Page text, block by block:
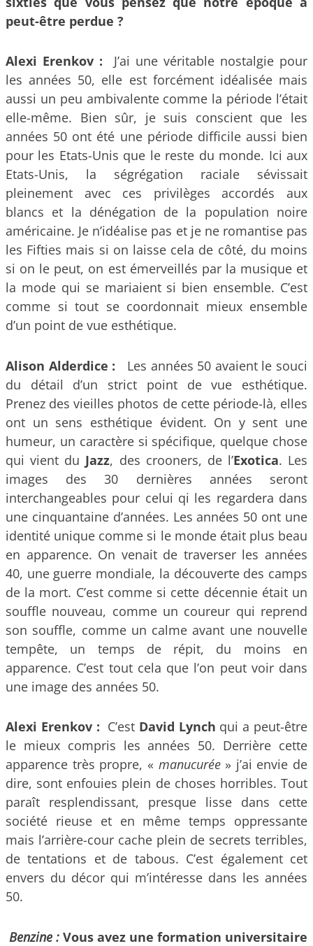
peut-être perdue ?
Alexi Erenkov :
J’ai une véritable nostalgie pour
les années 50, elle est forcément idéalisée mais
aussi un peu ambivalente comme la période l’était
elle-même. Bien sûr, je suis conscient que les
années 50 ont été une période difficile aussi bien
pour les Etats-Unis que le reste du monde. Ici aux
Etats-Unis, la ségrégation raciale sévissait
pleinement avec ces privilèges accordés aux
blancs et la dénégation de la population noire
américaine. Je n’idéalise pas et je ne romantise pas
les Fifties mais si on laisse cela de côté, du moins
si on le peut, on est émerveillés par la musique et
la mode qui se mariaient si bien ensemble. C’est
comme si tout se coordonnait mieux ensemble
d’un point de vue esthétique.
Alison Alderdice : Les années 50 avaient le souci
du détail d’un strict point de vue esthétique.
Prenez des vieilles photos de cette période-là, elles
ont un sens esthétique évident. On y sent une
humeur, un caractère si spécifique, quelque chose
qui vient du Jazz, des crooners, de l’Exotica. Les
images des 30 dernières années seront
interchangeables pour celui qi les regardera dans
une cinquantaine d’années. Les années 50 ont une
identité unique comme si le monde était plus beau
en apparence. On venait de traverser les années
40, une guerre mondiale, la découverte des camps
de la mort. C’est comme si cette décennie était un
souffle nouveau, comme un coureur qui reprend
son souffle, comme un calme avant une nouvelle
tempête, un temps de répit, du moins en
apparence. C’est tout cela que l’on peut voir dans
une image des années 50.
Alexi Erenkov : C’est David Lynch qui a peut-être
le mieux compris les années 50. Derrière cette
apparence très propre, « manucurée» j’ai envie de
dire, sont enfouies plein de choses horribles. Tout
paraît resplendissant, presque lisse dans cette
société rieuse et en même temps oppressante
mais l’arrière-cour cache plein de secrets terribles,
de tentations et de tabous. C’est également cet
envers du décor qui m’intéresse dans les années
50.
Benzine : Vous avez une formation universitaire